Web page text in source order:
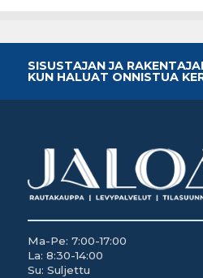
SISUSTAJAN JA
KUN HALUAT ONNISTUA
Ma-Pe: 7:00-17:00
La: 8:30-14:00
Su: Suljettu